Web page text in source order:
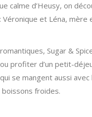
calme d’Heusy, on
Véronique et Léna,
Sugar &
profiter d’un petit-
se mangent aussi
froides.